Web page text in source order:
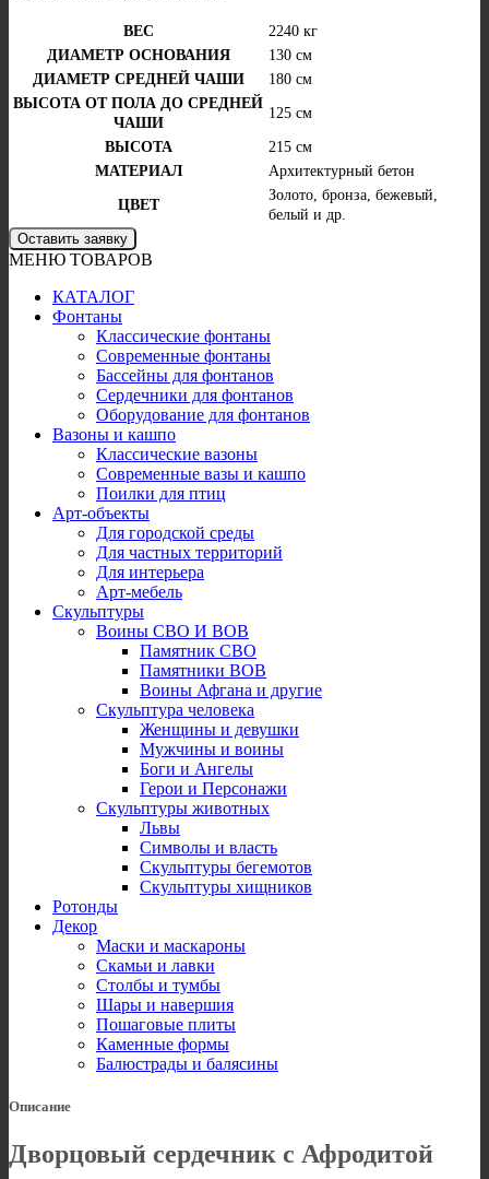
ВЕС
2240 кг
ДИАМЕТР ОСНОВАНИЯ
130 см
ДИАМЕТР СРЕДНЕЙ ЧАШИ
180 см
ВЫСОТА ОТ ПОЛА ДО СРЕДНЕЙ
ЧАШИ
125 см
ВЫСОТА
215 см
МАТЕРИАЛ
Архитектурный бетон
ЦВЕТ
Золото, бронза, бежевый,
белый и др.
Оставить заявку
МЕНЮ ТОВАРОВ
КАТАЛОГ
Фонтаны
Классические фонтаны
Современные фонтаны
Бассейны для фонтанов
Сердечники для фонтанов
Оборудование для фонтанов
Вазоны и кашпо
Классические вазоны
Современные вазы и кашпо
Поилки для птиц
Арт-объекты
Для городской среды
Для частных территорий
Для интерьера
Арт-мебель
Скульптуры
Воины СВО И ВОВ
Памятник СВО
Памятники ВОВ
Воины Афгана и другие
Скульптура человека
Женщины и девушки
Мужчины и воины
Боги и Ангелы
Герои и Персонажи
Скульптуры животных
Львы
Символы и власть
Скульптуры бегемотов
Скульптуры хищников
Ротонды
Декор
Маски и маскароны
Скамьи и лавки
Столбы и тумбы
Шары и навершия
Пошаговые плиты
Каменные формы
Балюстрады и балясины
Описание
Дворцовый сердечник с Афродитой